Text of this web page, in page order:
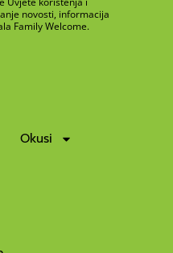
novosti, informacija
Family Welcome.
Okusi